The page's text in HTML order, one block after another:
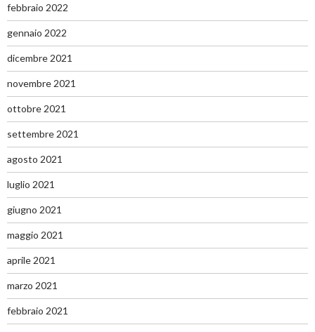
febbraio 2022
gennaio 2022
dicembre 2021
novembre 2021
ottobre 2021
settembre 2021
agosto 2021
luglio 2021
giugno 2021
maggio 2021
aprile 2021
marzo 2021
febbraio 2021